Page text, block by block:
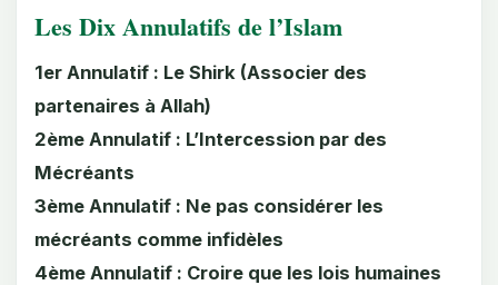
Les Dix Annulatifs de l’Islam
1er Annulatif : Le Shirk (Associer des
partenaires à Allah)
2ème Annulatif : L’Intercession par des
Mécréants
3ème Annulatif : Ne pas considérer les
mécréants comme infidèles
4ème Annulatif : Croire que les lois humaines